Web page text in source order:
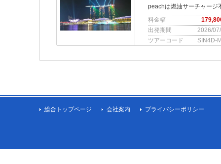
peachは燃油サーチャージ
料金幅
出発期間
2026/
ツアーコード
SIN4D-
総合トップページ 会社案内 プライバシーポリシー